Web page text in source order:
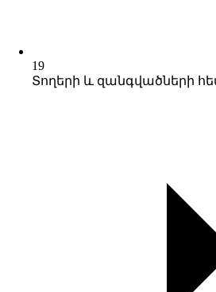
19
Տողերի և զանգվածների